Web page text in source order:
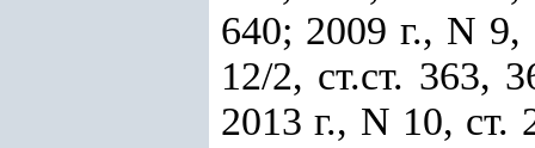
640; 2009 г., N 9,
12/2, ст.ст. 363,
2013 г., N 10, ст.